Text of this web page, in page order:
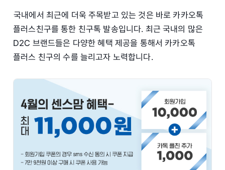
국내에서 최근에 더욱 주목받고 있는 것은 바로 카카오톡
플러스친구를 통한 친구톡 발송입니다. 최근 국내의 많은
D2C 브랜드들은 다양한 혜택 제공을 통해서 카카오톡
플러스 친구의 수를 늘리고자 노력합니다.